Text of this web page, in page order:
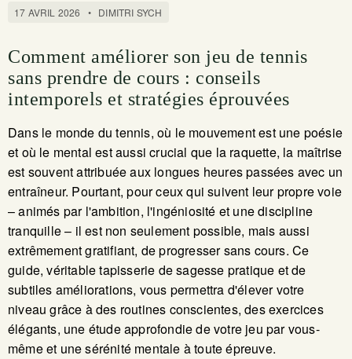
17 AVRIL 2026 • DIMITRI SYCH
Comment améliorer son jeu de tennis
sans prendre de cours : conseils
intemporels et stratégies éprouvées
Dans le monde du tennis, où le mouvement est une poésie
et où le mental est aussi crucial que la raquette, la maîtrise
est souvent attribuée aux longues heures passées avec un
entraîneur. Pourtant, pour ceux qui suivent leur propre voie
– animés par l'ambition, l'ingéniosité et une discipline
tranquille – il est non seulement possible, mais aussi
extrêmement gratifiant, de progresser sans cours. Ce
guide, véritable tapisserie de sagesse pratique et de
subtiles améliorations, vous permettra d'élever votre
niveau grâce à des routines conscientes, des exercices
élégants, une étude approfondie de votre jeu par vous-
même et une sérénité mentale à toute épreuve.